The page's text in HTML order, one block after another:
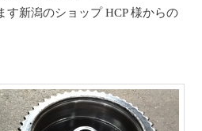
す新潟のショップ HCP 様からの